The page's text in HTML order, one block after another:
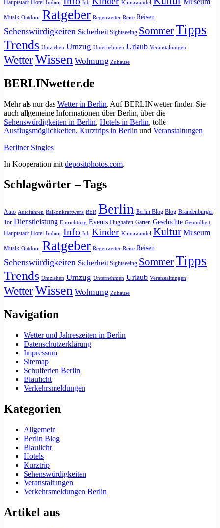
Hauptstadt Hotel Indoor Job Klimawandel
Musik Outdoor Ratgeber Regenwetter Reise Reisen
Sehenswürdigkeiten Sicherheit Sightseeing SommerTipps
Trends Umziehen Umzug Unternehmen Urlaub Veranstaltungen
WetterWissen Wohnung Zuhause
BERLINwetter.de
Mehr als nur das Wetter in Berlin. Auf BERLINwetter finden Sie
auch allgemeine Informationen über Berlin, über die
Sehenswürdigkeiten in Berlin, Hotels in Berlin, tolle
Ausflugsmöglichkeiten, Kurztrips in Berlin und Veranstaltungen
Berliner Singles
In Kooperation mit depositphotos.com.
Schlagwörter – Tags
Auto Autofahren Balkonkraftwerk BER Berlin Berlin Blog Blog Brandenburger
Tor Dienstleistung Einrichtung Events Flughafen Garten Geschichte Gesundheit
Hauptstadt Hotel Indoor Info Job Kinder Klimawandel Kultur Museum
Musik Outdoor Ratgeber Regenwetter Reise Reisen
Sehenswürdigkeiten Sicherheit Sightseeing SommerTipps
Trends Umziehen Umzug Unternehmen Urlaub Veranstaltungen
WetterWissen Wohnung Zuhause
Navigation
Wetter und Jahreszeiten in Berlin
Datenschutzerklärung
Impressum
Sitemap
Schulferien Berlin
Blaulicht
Verkehrsmeldungen
Kategorien
Allgemein
Berlin Blog
Blaulicht
Hotels
Kurztrip
Sehenswürdigkeiten
Veranstaltungen
Verkehrsmeldungen Berlin
Artikel aus